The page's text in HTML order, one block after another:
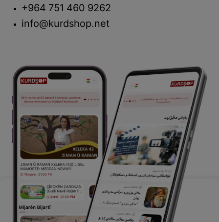
+964 751 460 9262
info@kurdshop.net